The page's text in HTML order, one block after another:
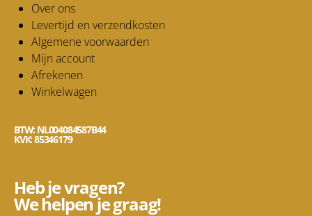
Over ons
Levertijd en verzendkosten
Algemene voorwaarden
Mijn account
Afrekenen
Winkelwagen
BTW: NL004084587B44
KVK: 85346179
Heb je vragen?
We helpen je graag!